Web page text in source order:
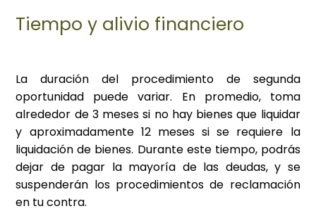
Tiempo y alivio financiero
La duración del procedimiento de segunda
oportunidad puede variar. En promedio, toma
alrededor de 3 meses si no hay bienes que liquidar
y aproximadamente 12 meses si se requiere la
liquidación de bienes. Durante este tiempo, podrás
dejar de pagar la mayoría de las deudas, y se
suspenderán los procedimientos de reclamación
en tu contra.